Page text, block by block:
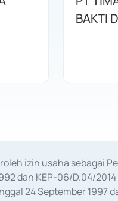
BAKTI
izin usaha sebagai
dan KEP-06/D.04/
24 September